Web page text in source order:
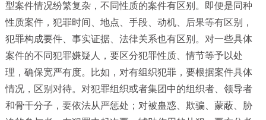
型案件情况纷繁复杂，不同性质的案件有区别。即便是同种
性质案件，犯罪时间、地点、手段、动机、后果等有区别，
犯罪构成要件、事实证据、法律关系也有区别。对一些具体
案件的不同犯罪嫌疑人，要区分犯罪性质、情节等予以处
理，确保宽严有度。比如，对有组织犯罪，要根据案件具体
情况，区别对待。对犯罪组织或者集团中的组织者、领导者
和骨干分子，要依法从严惩处；对被蛊惑、欺骗、蒙蔽、胁